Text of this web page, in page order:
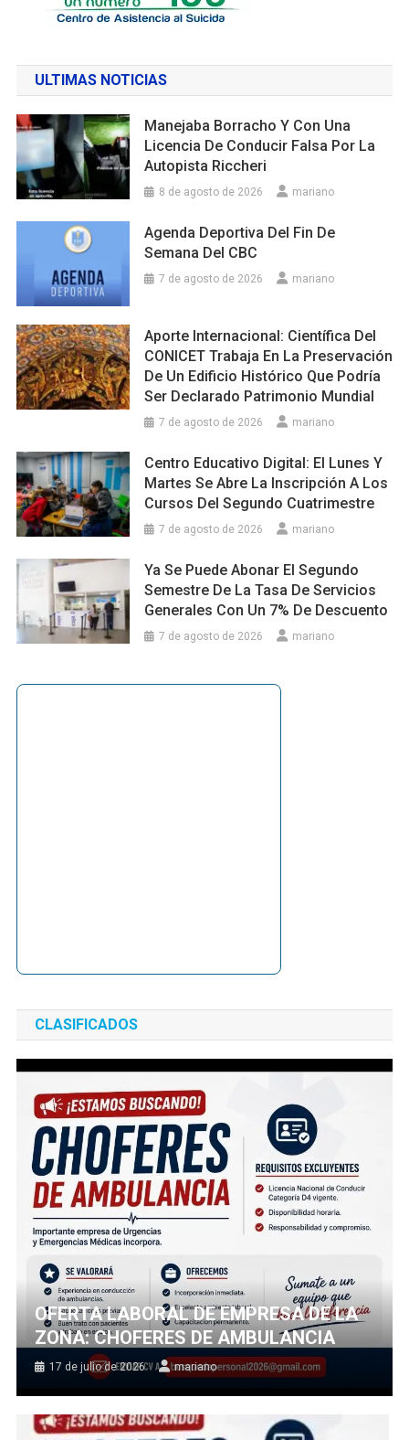
ULTIMAS NOTICIAS
Manejaba Borracho Y Con Una
Licencia De Conducir Falsa Por La
Autopista Riccheri
8 de agosto de 2026 mariano
Agenda Deportiva Del Fin De
Semana Del CBC
7 de agosto de 2026 mariano
Aporte Internacional: Científica Del
CONICET Trabaja En La Preservación
De Un Edificio Histórico Que Podría
Ser Declarado Patrimonio Mundial
7 de agosto de 2026 mariano
Centro Educativo Digital: El Lunes Y
Martes Se Abre La Inscripción A Los
Cursos Del Segundo Cuatrimestre
7 de agosto de 2026 mariano
Ya Se Puede Abonar El Segundo
Semestre De La Tasa De Servicios
Generales Con Un 7% De Descuento
7 de agosto de 2026 mariano
CLASIFICADOS
OFERTA LABORAL DE EMPRESA DE LA
ZONA: CHOFERES DE AMBULANCIA
17 de julio de 2026 mariano